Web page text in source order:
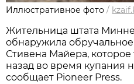
Иллюстративное фото /
Жительница штата
обнаружила
Стивена Майера, которое
назад во время купания
сообщает Pioneer Press.